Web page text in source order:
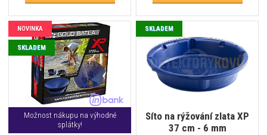
Možnost nákupu na výhodné
splátky!
NOVINKA
SKLADEM
Síto na rýžování zlata XP
37 cm - 6 mm
SKLADEM